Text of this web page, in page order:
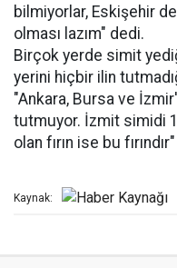
bilmiyorlar, Eskişehir
olması lazım" dedi.
Birçok yerde simit
yerini hiçbir ilin
"Ankara, Bursa ve
tutmuyor. İzmit simidi
olan fırın ise bu
Kaynak: